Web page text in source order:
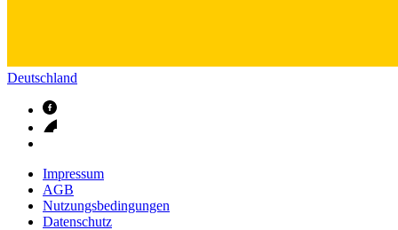
Deutschland
Impressum
AGB
Nutzungsbedingungen
Datenschutz